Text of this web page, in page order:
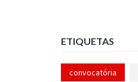
ETIQUETAS
convocatória